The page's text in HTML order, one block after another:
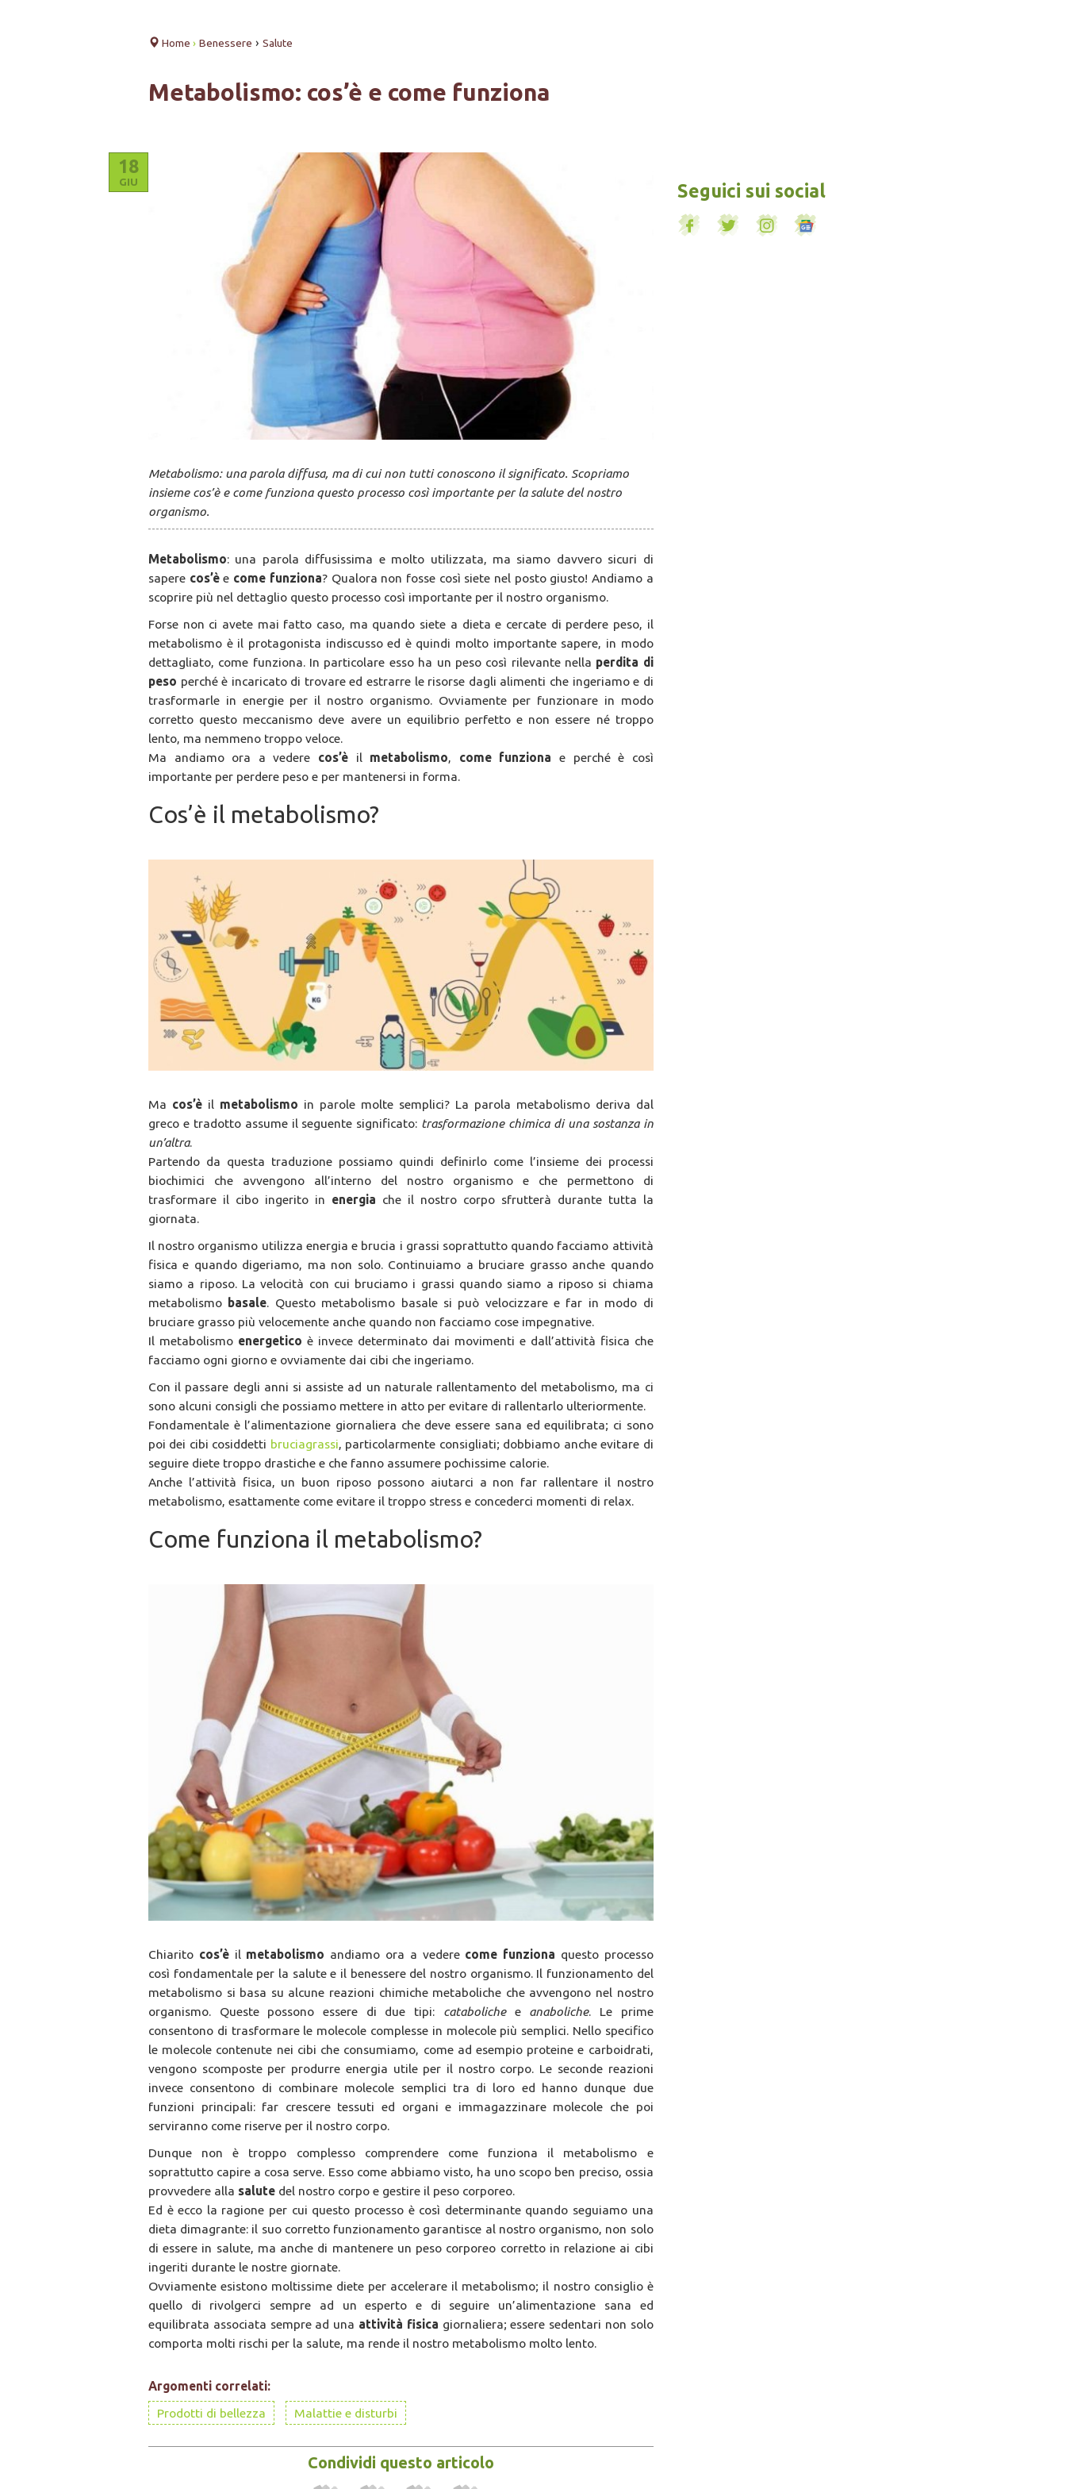
Home › Benessere › Salute
Metabolismo: cos’è e come funziona
18
GIU
Metabolismo: una parola diffusa, ma di cui non tutti conoscono il significato. Scopriamo
insieme cos’è e come funziona questo processo così importante per la salute del nostro
organismo.
Metabolismo: una parola diffusissima e molto utilizzata, ma siamo davvero sicuri di
sapere cos’èe come funziona? Qualora non fosse così siete nel posto giusto! Andiamo a
scoprire più nel dettaglio questo processo così importante per il nostro organismo.
Forse non ci avete mai fatto caso, ma quando siete a dieta e cercate di perdere peso, il
metabolismo è il protagonista indiscusso ed è quindi molto importante sapere, in modo
dettagliato, come funziona. In particolare esso ha un peso così rilevante nella perdita di
peso perché è incaricato di trovare ed estrarre le risorse dagli alimenti che ingeriamo e di
trasformarle in energie per il nostro organismo. Ovviamente per funzionare in modo
corretto questo meccanismo deve avere un equilibrio perfetto e non essere né troppo
lento, ma nemmeno troppo veloce.
Ma andiamo ora a vedere cos’èil metabolismo, come funziona e perché è così
importante per perdere peso e per mantenersi in forma.
Cos’è il metabolismo?
Ma cos’èil metabolismo in parole molte semplici? La parola metabolismo deriva dal
greco e tradotto assume il seguente significato: trasformazione chimica di una sostanza in
un’altra.
Partendo da questa traduzione possiamo quindi definirlo come l’insieme dei processi
biochimici che avvengono all’interno del nostro organismo e che permettono di
trasformare il cibo ingerito in energia che il nostro corpo sfrutterà durante tutta la
giornata.
Il nostro organismo utilizza energia e brucia i grassi soprattutto quando facciamo attività
fisica e quando digeriamo, ma non solo. Continuiamo a bruciare grasso anche quando
siamo a riposo. La velocità con cui bruciamo i grassi quando siamo a riposo si chiama
metabolismo basale. Questo metabolismo basale si può velocizzare e far in modo di
bruciare grasso più velocemente anche quando non facciamo cose impegnative.
Il metabolismo energetico è invece determinato dai movimenti e dall’attività fisica che
facciamo ogni giorno e ovviamente dai cibi che ingeriamo.
Con il passare degli anni si assiste ad un naturale rallentamento del metabolismo, ma ci
sono alcuni consigli che possiamo mettere in atto per evitare di rallentarlo ulteriormente.
Fondamentale è l’alimentazione giornaliera che deve essere sana ed equilibrata; ci sono
poi dei cibi cosiddetti bruciagrassi, particolarmente consigliati; dobbiamo anche evitare di
seguire diete troppo drastiche e che fanno assumere pochissime calorie.
Anche l’attività fisica, un buon riposo possono aiutarci a non far rallentare il nostro
metabolismo, esattamente come evitare il troppo stress e concederci momenti di relax.
Come funziona il metabolismo?
Chiarito cos’è il metabolismo andiamo ora a vederecome funziona questo processo
così fondamentale per la salute e il benessere del nostro organismo. Il funzionamento del
metabolismo si basa su alcune reazioni chimiche metaboliche che avvengono nel nostro
organismo. Queste possono essere di due tipi: cataboliche e anaboliche. Le prime
consentono di trasformare le molecole complesse in molecole più semplici. Nello specifico
le molecole contenute nei cibi che consumiamo, come ad esempio proteine e carboidrati,
vengono scomposte per produrre energia utile per il nostro corpo. Le seconde reazioni
invece consentono di combinare molecole semplici tra di loro ed hanno dunque due
funzioni principali: far crescere tessuti ed organi e immagazzinare molecole che poi
serviranno come riserve per il nostro corpo.
Dunque non è troppo complesso comprendere come funziona il metabolismo e
soprattutto capire a cosa serve. Esso come abbiamo visto, ha uno scopo ben preciso, ossia
provvedere alla salute del nostro corpo e gestire il peso corporeo.
Ed è ecco la ragione per cui questo processo è così determinante quando seguiamo una
dieta dimagrante: il suo corretto funzionamento garantisce al nostro organismo, non solo
di essere in salute, ma anche di mantenere un peso corporeo corretto in relazione ai cibi
ingeriti durante le nostre giornate.
Ovviamente esistono moltissime diete per accelerare il metabolismo; il nostro consiglio è
quello di rivolgerci sempre ad un esperto e di seguire un’alimentazione sana ed
equilibrata associata sempre ad una attività fisica giornaliera; essere sedentari non solo
comporta molti rischi per la salute, ma rende il nostro metabolismo molto lento.
Argomenti correlati:
Prodotti di bellezza
Malattie e disturbi
Condividi questo articolo
Seguici sui social